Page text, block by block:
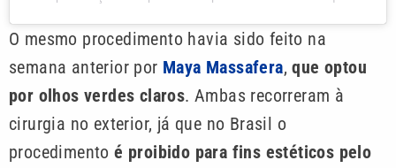
O mesmo procedimento havia sido feito na
semana anterior por Maya Massafera,que optou
por olhos verdes claros. Ambas recorreram à
cirurgia no exterior, já que no Brasil o
procedimentoé proibido para fins estéticos pelo